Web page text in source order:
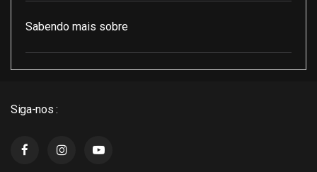
Sabendo mais sobre
Siga-nos :